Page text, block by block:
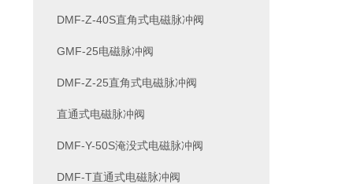
DMF-Z-40S直角式电磁脉冲阀
GMF-25电磁脉冲阀
DMF-Z-25直角式电磁脉冲阀
直通式电磁脉冲阀
DMF-Y-50S淹没式电磁脉冲阀
DMF-T直通式电磁脉冲阀